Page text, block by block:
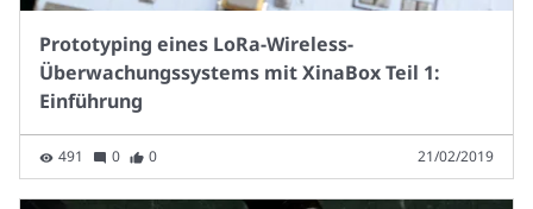
Prototyping eines LoRa-Wireless-
Überwachungssystems mit XinaBox Teil 1:
Einführung
491 0 0 21/02/2019